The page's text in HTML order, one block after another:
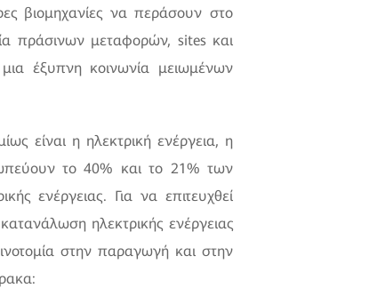
βιομηχανίες να περάσουν στο
πράσινων μεταφορών, sites και
έξυπνη κοινωνία μειωμένων
είναι η ηλεκτρική ενέργεια, η
το 40% και το 21% των
ενέργειας. Για να επιτευχθεί
ηλεκτρικής ενέργειας
στην παραγωγή και στην